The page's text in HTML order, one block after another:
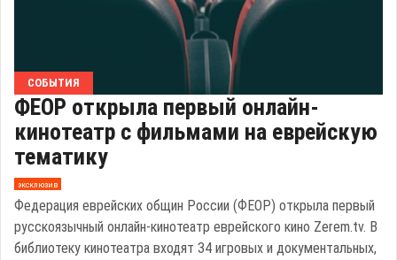
СОБЫТИЯ
ФЕОР открыла первый онлайн-
кинотеатр с фильмами на еврейскую
тематику
эксклюзив
Федерация еврейских общин России (ФЕОР) открыла первый
русскоязычный онлайн-кинотеатр еврейского кино Zerem.tv. В
библиотеку кинотеатра входят 34 игровых и документальных,